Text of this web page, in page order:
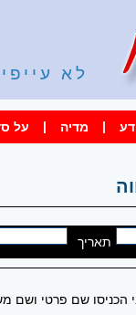
לא
| מדיה | על
תאריך
הכניסו שם פרטי